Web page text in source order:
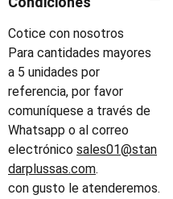
Cotice con nosotros
Para cantidades mayores
a 5 unidades por
referencia, por favor
comuníquese a través de
Whatsapp o al correo
electrónico sales01@stan
darplussas.com.
con gusto le atenderemos.